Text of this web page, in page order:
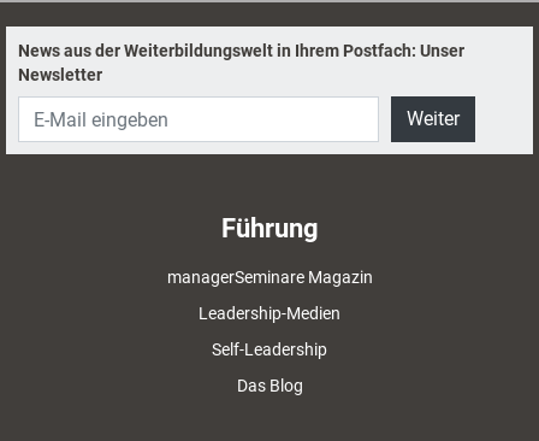
News aus der Weiterbildungswelt in Ihrem Postfach: Unser
Newsletter
Weiter
Führung
managerSeminare Magazin
Leadership-Medien
Self-Leadership
Das Blog